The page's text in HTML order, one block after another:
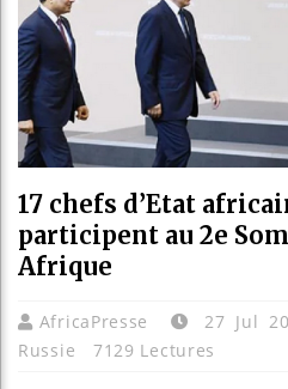
17 chefs d’Etat
participent au 2e
Afrique
AfricaPresse 27 Jul
Russie
7129 Lectures